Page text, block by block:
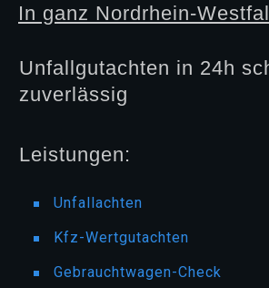
In ganz Nordrhein-
Unfallgutachten in 24h
zuverlässig
Leistungen:
Unfallachten
Kfz-Wertgutachten
Gebrauchtwagen-Check